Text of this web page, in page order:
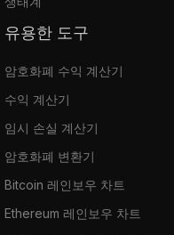
유용한 도구
암호화폐 수익 계산기
수익 계산기
임시 손실 계산기
암호화폐 변환기
Bitcoin 레인보우 차트
Ethereum 레인보우 차트